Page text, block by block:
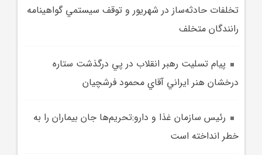
تخلفات حادثه‌ساز در شهريور و توقف سيستمي گواهينامه
رانندگان متخلف
پيام تسليت رهبر انقلاب در پي درگذشت ستاره
درخشان هنر ايراني آقاي محمود فرشچيان
رئيس سازمان غذا و دارو:تحريم‌ها جان بيماران را به
خطر انداخته است